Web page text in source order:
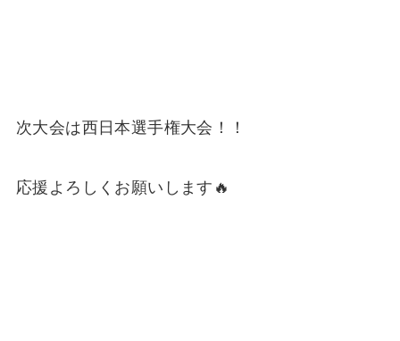
次大会は西日本選手権大会！！
応援よろしくお願いします🔥